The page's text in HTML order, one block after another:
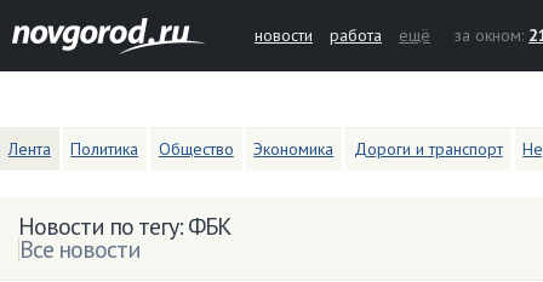
новости работа ещё за окном:
Лента Политика Общество Экономика Дороги и транспорт
Новости по тегу: ФБК
Все новости